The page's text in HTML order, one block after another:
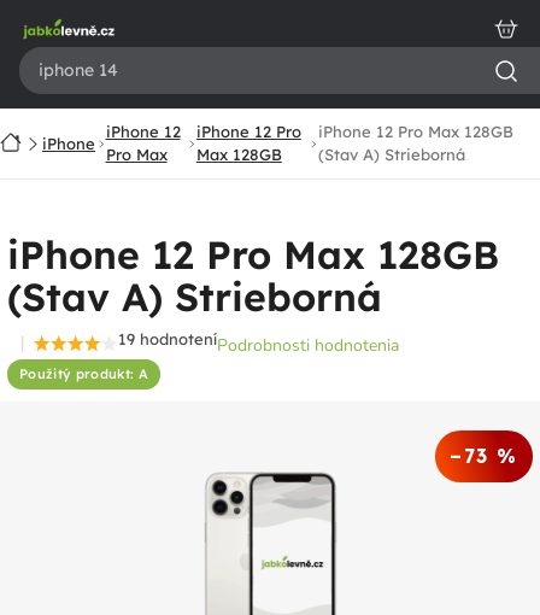
obsah
DomoviPhone
iPhone 12
Pro Max
iPhone 12 Pro
Max 128GB
iPhone 12 Pro Max 128GB
(Stav A) Strieborná
iPhone 12 Pro Max 128GB
(Stav A) Strieborná
Použitý produkt: A
Priemerné
hodnotenie
19 hodnoteníPodrobnosti hodnotenia
–73 %